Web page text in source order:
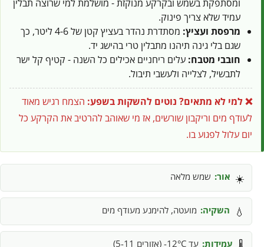
ומסתפקת בשמש ובקרקע מנוקזת - מושלמת למי שרוצה תבלין
עמיד שלא צריך פינוק.
מרפסת ועציץ:
מסתדרת נהדר בעציץ קטן של 4-6 ליטר, כך
שגם בלי גינה תיהנו מתבלין טרי בהישג יד.
חובבי מטבח: עלים ריחניים אכילים כל השנה - קטיף קל ישר
לתבשיל, לצלייה ולעשבי תיבול.
❌ למי לא מתאים? נוטים להשקות בשפע: הצמח רגיש מאוד
לעודף מים וריקבון שורשים, אז מי שאוהב להרטיב את הקרקע כל
יום עלול לפגוע בו.
☀️ אור: שמש מלאה
💧 השקיה: מועטה, להימנע מעודף מים
עמידות: עד 12°C- (אזורים 5-11)